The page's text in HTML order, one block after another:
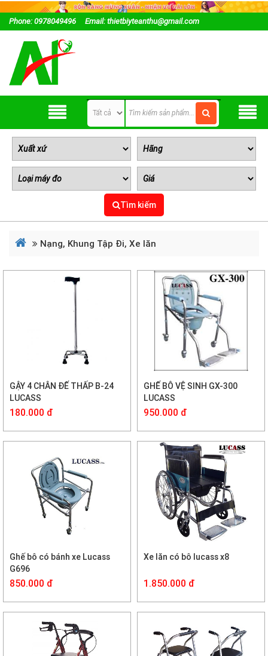
Phone: 0978049496 Email: thietbiyteanthu@gmail.com
Tìm kiếm
Nạng, Khung Tập Đi, Xe lăn
GẬY 4 CHÂN ĐẾ THẤP B-24
LUCASS
180.000 đ
GHẾ BÔ VỆ SINH GX-300
LUCASS
950.000 đ
Ghế bô có bánh xe Lucass
G696
850.000 đ
Xe lăn có bô lucass x8
1.850.000 đ